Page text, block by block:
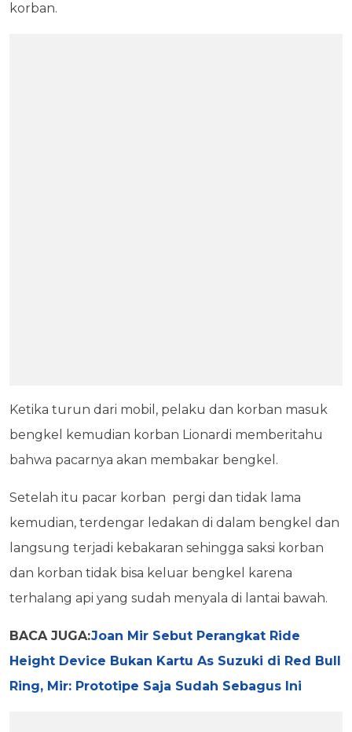
korban.
Ketika turun dari mobil, pelaku dan korban masuk
bengkel kemudian korban Lionardi memberitahu
bahwa pacarnya akan membakar bengkel.
Setelah itu pacar korban pergi dan tidak lama
kemudian, terdengar ledakan di dalam bengkel dan
langsung terjadi kebakaran sehingga saksi korban
dan korban tidak bisa keluar bengkel karena
terhalang api yang sudah menyala di lantai bawah.
BACA JUGA:Joan Mir Sebut Perangkat Ride
Height Device Bukan Kartu As Suzuki di Red Bull
Ring, Mir: Prototipe Saja Sudah Sebagus Ini